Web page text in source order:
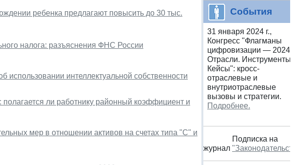
ребенка предлагают повысить до 30 тыс.
налога: разъяснения ФНС России
использовании интеллектуальной собственности
ли работнику районный коэффициент и
мер в отношении активов на счетах типа "С" и
События
31 января 2024 г.,
Конгресс "Флагманы
цифровизации — 2024.
Отрасли. Инструменты.
Кейсы": кросс-
отраслевые и
внутриотраслевые
вызовы и стратегии.
Подробнее.
Подписка на
журнал